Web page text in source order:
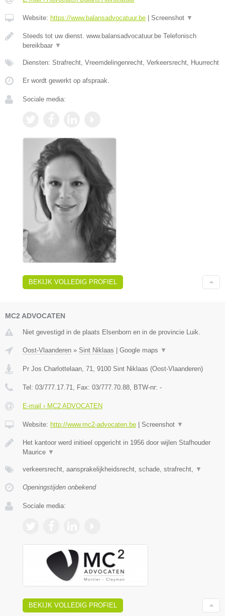
Website: https://www.balansadvocatuur.be Screenshot ▼
Steeds tot uw dienst. www.balansadvocatuur.be Telefonisch
bereikbaar ▼
Diensten: Strafrecht, Vreemdelingenrecht, Verkeersrecht, Huurrecht
Er wordt gewerkt op afspraak.
Sociale media:
BEKIJK VOLLEDIG PROFIEL
MC2 ADVOCATEN
Niet gevestigd in de plaats Elsenborn en in de provincie Luik.
Oost-Vlaanderen » Sint Niklaas Google maps ▼
Pr Jos Charlottelaan, 71 9100 Sint Niklaas (Oost-Vlaanderen)
Tel: 03/777.17.71 , Fax: 03/777.70.88 , BTW-nr: -
E-mail › MC2 ADVOCATEN
Website: http://www.mc2-advocaten.be Screenshot ▼
Het kantoor werd initieel opgericht in 1956 door wijlen Stafhouder
Maurice ▼
verkeersrecht, aansprakelijkheidsrecht, schade, strafrecht, ▼
Openingstijden onbekend
Sociale media:
BEKIJK VOLLEDIG PROFIEL